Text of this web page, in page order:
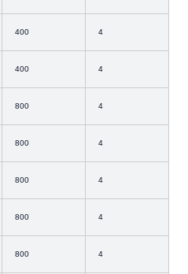
400 4
400 4
800 4
800 4
800 4
800 4
800 4